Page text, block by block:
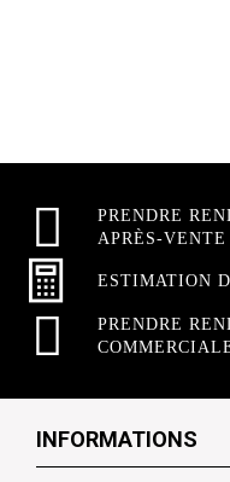
PRENDRE
APRÈS-VENTE
ESTIMATION
PRENDRE
INFORMATIONS